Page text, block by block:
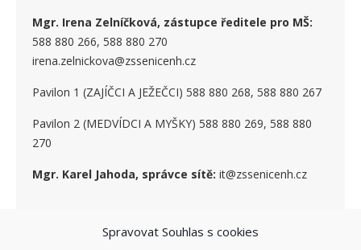
Spravovat Souhlas s cookies
Mgr. Irena Zelníčková, zástupce ředitele pro MŠ:
588 880 266, 588 880 270
irena.zelnickova@zssenicenh.cz
Pavilon 1 (ZAJÍČCI A JEŽEČCI) 588 880 268, 588 880 267
Pavilon 2 (MEDVÍDCI A MYŠKY) 588 880 269, 588 880
270
Mgr. Karel Jahoda, správce sítě: it@zssenicenh.cz
SOCIÁLNÍ SÍTĚ